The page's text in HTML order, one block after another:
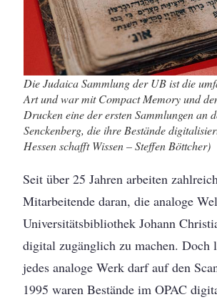
Die Judaica Sammlung der UB ist die
Art und war mit Compact Memory und
Drucken eine der ersten Sammlungen an
Senckenberg, die ihre Bestände
Hessen schafft Wissen – Steffen Böttcher)
Seit über 25 Jahren arbeiten
Mitarbeitende daran, die analoge
Universitätsbibliothek Johann
digital zugänglich zu machen. Doch
jedes analoge Werk darf auf den
1995 waren Bestände im OPAC